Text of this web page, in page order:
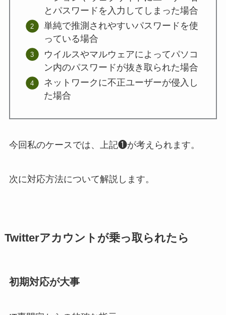
とパスワードを入力してしまった場合
単純で推測されやすいパスワードを使
っている場合
ウイルスやマルウェアによってパソコ
ン内のパスワードが抜き取られた場合
ネットワークに不正ユーザーが侵入し
た場合
今回私のケースでは、上記❶が考えられます。
次に対応方法について解説します。
Twitterアカウントが乗っ取られたら
初期対応が大事